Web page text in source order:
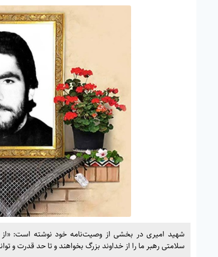
شهید امیری در بخشی از وصیت‌نامه خود نوشته است:
سلامتی رهبر ما را از خداوند بزرگ بخواهند و تا حد قدرت و